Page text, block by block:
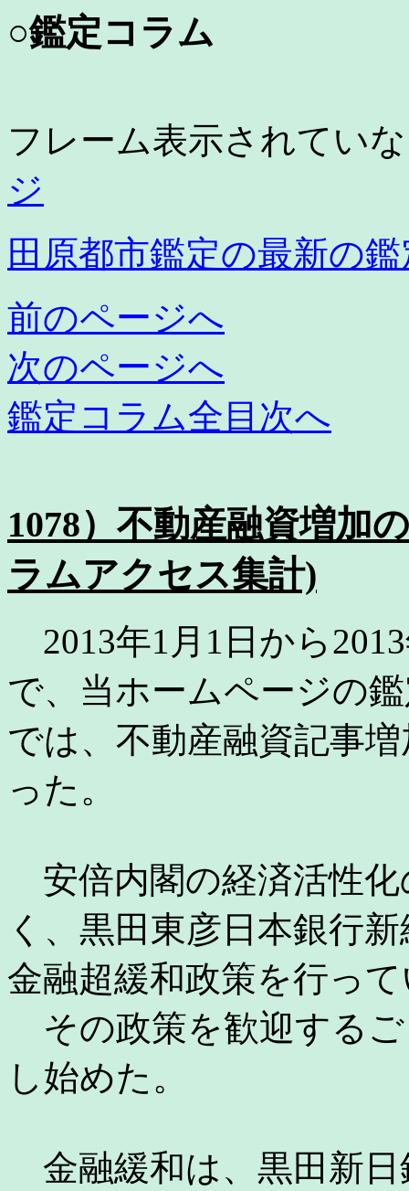
○鑑定コラム
フレーム表示されてい
ジ
田原都市鑑定の最新の
前のページへ
次のページへ
鑑定コラム全目次へ
1078）不動産融資増加
ラムアクセス集計)
2013年1月1日から
で、当ホームページの
では、不動産融資記事
った。
安倍内閣の経済活性
く、黒田東彦日本銀行
金融超緩和政策を行っ
その政策を歓迎する
し始めた。
金融緩和は、黒田新